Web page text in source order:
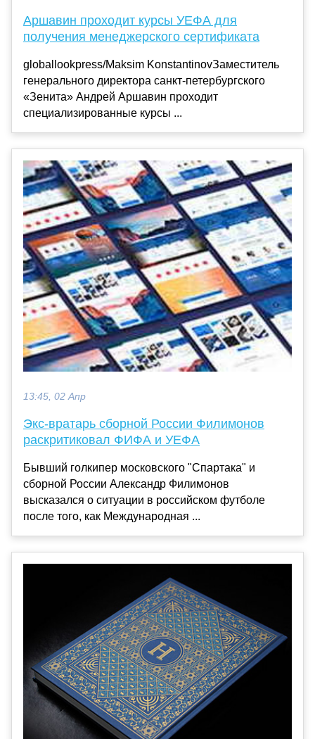
Аршавин проходит курсы УЕФА для
получения менеджерского сертификата
globallookpress/Maksim KonstantinovЗаместитель
генерального директора санкт-петербургского
«Зенита» Андрей Аршавин проходит
специализированные курсы ...
13:45, 02 Апр
Экс-вратарь сборной России Филимонов
раскритиковал ФИФА и УЕФА
Бывший голкипер московского "Спартака" и
сборной России Александр Филимонов
высказался о ситуации в российском футболе
после того, как Международная ...